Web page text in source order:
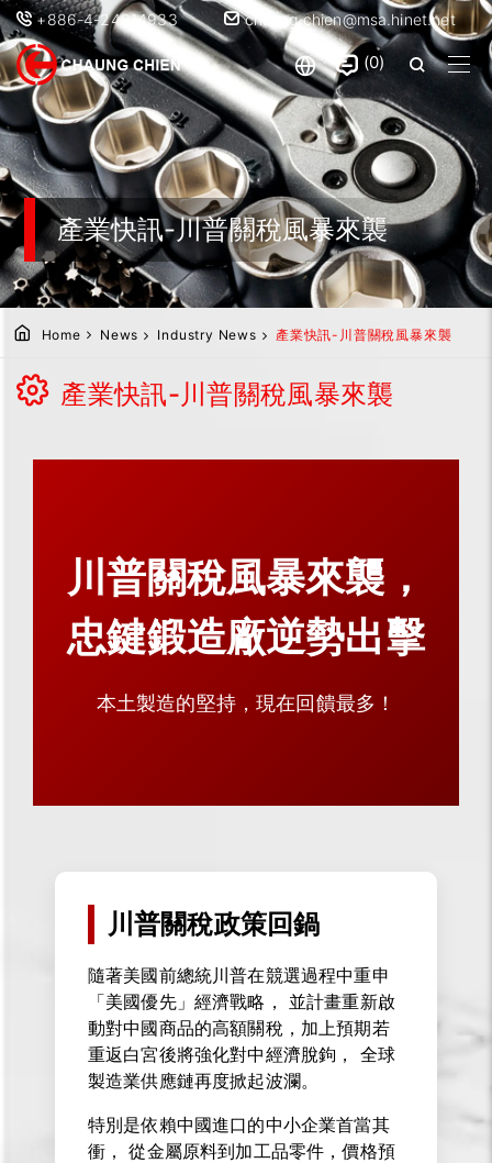
+886-4-24914933 chaung.chien@msa.hinet.net
0
產業快訊-川普關稅風暴來襲
Home News Industry News 產業快訊-川普關稅風暴來襲
產業快訊-川普關稅風暴來襲
川普關稅風暴來襲，
忠鍵鍛造廠逆勢出擊
本土製造的堅持，現在回饋最多！
川普關稅政策回鍋
隨著美國前總統川普在競選過程中重申
「美國優先」經濟戰略， 並計畫重新啟
動對中國商品的高額關稅，加上預期若
重返白宮後將強化對中經濟脫鉤， 全球
製造業供應鏈再度掀起波瀾。
特別是依賴中國進口的中小企業首當其
衝， 從金屬原料到加工品零件，價格預